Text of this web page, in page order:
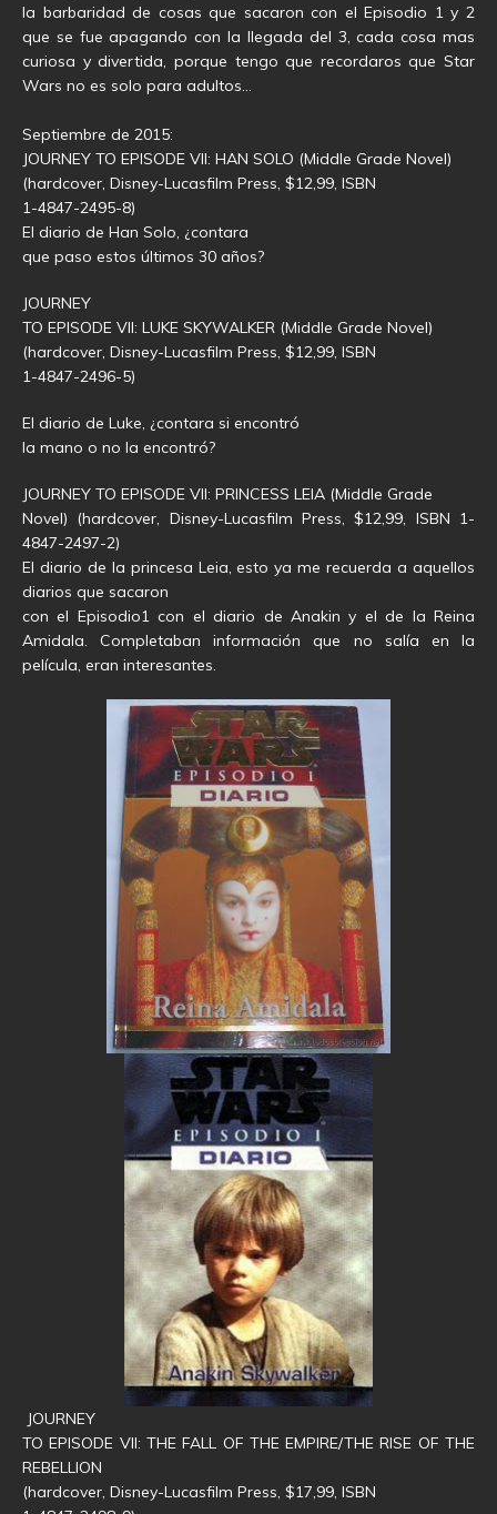
la barbaridad de cosas que sacaron con el Episodio 1 y 2
que se fue apagando con la llegada del 3, cada cosa mas
curiosa y divertida, porque tengo que recordaros que Star
Wars no es solo para adultos…
Septiembre de 2015:
JOURNEY TO EPISODE VII: HAN SOLO (Middle Grade Novel)
(hardcover, Disney-Lucasfilm Press, $12,99, ISBN
1-4847-2495-8)
El diario de Han Solo, ¿contara
que paso estos últimos 30 años?
JOURNEY
TO EPISODE VII: LUKE SKYWALKER (Middle Grade Novel)
(hardcover, Disney-Lucasfilm Press, $12,99, ISBN
1-4847-2496-5)
El diario de Luke, ¿contara si encontró
la mano o no la encontró?
JOURNEY TO EPISODE VII: PRINCESS LEIA (Middle Grade
Novel) (hardcover, Disney-Lucasfilm Press, $12,99, ISBN 1-
4847-2497-2)
El diario de la princesa Leia, esto ya me recuerda a aquellos
diarios que sacaron
con el Episodio1 con el diario de Anakin y el de la Reina
Amidala. Completaban información que no salía en la
película, eran interesantes.
JOURNEY
TO EPISODE VII: THE FALL OF THE EMPIRE/THE RISE OF THE
REBELLION
(hardcover, Disney-Lucasfilm Press, $17,99, ISBN